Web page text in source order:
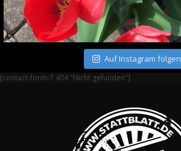
Auf Instagram folgen
[contact-form-7 404 "Nicht gefunden"]